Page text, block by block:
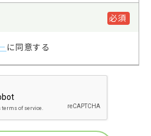
必須
に同意する